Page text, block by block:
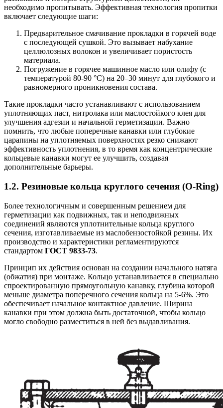
необходимо пропитывать. Эффективная технология пропитки
включает следующие шаги:
Предварительное смачивание прокладки в горячей воде
с последующей сушкой. Это вызывает набухание
целлюлозных волокон и увеличивает пористость
материала.
Погружение в горячее машинное масло или олифу (с
температурой 80-90 °С) на 20–30 минут для глубокого и
равномерного проникновения состава.
Такие прокладки часто устанавливают с использованием
уплотняющих паст, нитролака или маслостойкого клея для
улучшения адгезии и начальной герметизации. Важно
помнить, что любые поперечные канавки или глубокие
царапины на уплотняемых поверхностях резко снижают
эффективность уплотнения, в то время как концентрические
кольцевые канавки могут ее улучшить, создавая
дополнительные барьеры.
1.2. Резиновые кольца круглого сечения (O-Ring)
Более технологичным и совершенным решением для
герметизации как подвижных, так и неподвижных
соединений являются уплотнительные кольца круглого
сечения, изготавливаемые из маслобензостойкой резины. Их
производство и характеристики регламентируются
стандартом ГОСТ 9833-73.
Принцип их действия основан на создании начального натяга
(обжатия) при монтаже. Кольцо устанавливается в специально
спроектированную прямоугольную канавку, глубина которой
меньше диаметра поперечного сечения кольца на 5-6%. Это
обеспечивает начальное контактное давление. Ширина
канавки при этом должна быть достаточной, чтобы кольцо
могло свободно разместиться в ней без выдавливания.